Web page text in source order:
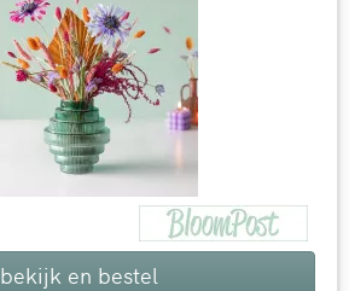
bekijk en bestel